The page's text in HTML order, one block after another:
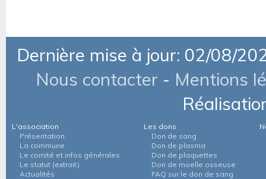
Dernière mise à jour: 02/08/
Nous contacter - Mentions
L'association
Présentation
La commune
Le comité et infos générales
Le statut (extrait)
Actualités
Les dons
Don de sang
Don de plasma
Don de plaquettes
Don de moelle osseuse
FAQ sur le don de sang